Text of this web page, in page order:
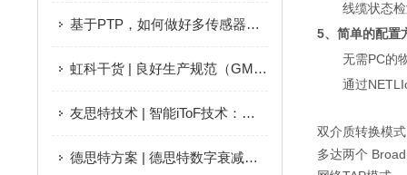
基于PTP，如何做好多传感器微秒级时间同步？
虹科干货 | 良好生产规范（GMP）仓库温度监测指南
友思特技术 | 智能iToF技术：开启高性价比3D视觉新纪元
德思特方案 | 德思特数字衰减器助力蜂窝设备通信稳定性测试
线缆状态
5、简单的配置
无需PC的
通过
双介质转换模式
多达两个